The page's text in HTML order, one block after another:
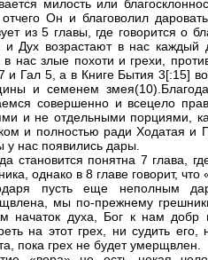
милость или
Он и благоволил
из 5 главы, где говорится о
и Дух возрастают в нас
нас злые похоти и грехи,
и Гал 5, а в Книге Бытия 3[:15]
и семенем
совершенно и всецело
и не отдельными порциями,
и полностью ради Ходатая и
у нас появились дары.
становится понятна 7 глава,
однако в 8 главе говорит,
пусть еще неполным
мы по-прежнему
начаток духа, Бог к нам добр
на этот грех, ни судить
пока грех не будет умерщвлен.